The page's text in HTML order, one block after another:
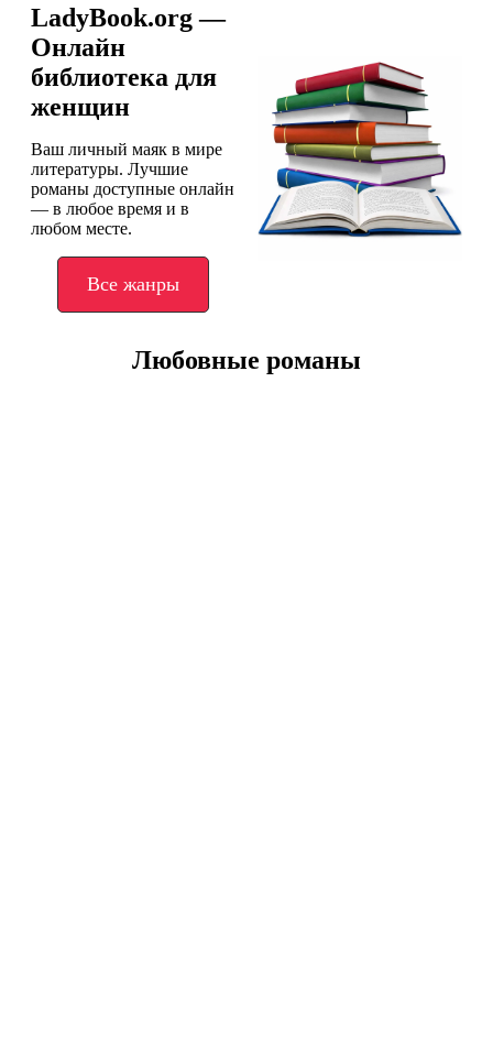
LadyBook.org —
Онлайн
библиотека для
женщин
Ваш личный маяк в мире
литературы. Лучшие
романы доступные онлайн
— в любое время и в
любом месте.
Все жанры
Любовные романы